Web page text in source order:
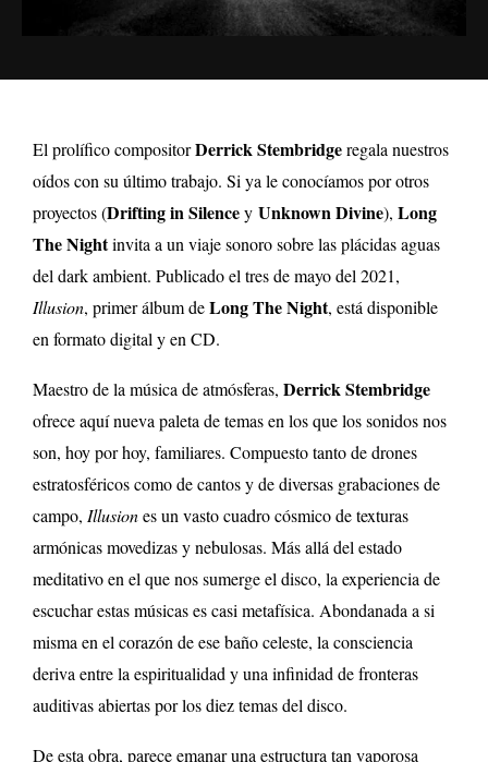
El prolífico compositorDerrick Stembridgeregala nuestros
oídos con su último trabajo. Si ya le conocíamos por otros
proyectos (Drifting in Silencey Unknown Divine), Long
The Nightinvita a un viaje sonoro sobre las plácidas aguas
del dark ambient. Publicado el tres de mayo del 2021,
Illusion, primer álbum deLong The Night, está disponible
en formato digital y en CD.
Maestro de la música de atmósferas, Derrick Stembridge
ofrece aquí nueva paleta de temas en los que los sonidos nos
son, hoy por hoy, familiares. Compuesto tanto de drones
estratosféricos como de cantos y de diversas grabaciones de
campo, Illusiones un vasto cuadro cósmico de texturas
armónicas movedizas y nebulosas. Más allá del estado
meditativo en el que nos sumerge el disco, la experiencia de
escuchar estas músicas es casi metafísica. Abondanada a si
misma en el corazón de ese baño celeste, la consciencia
deriva entre la espiritualidad y una infinidad de fronteras
auditivas abiertas por los diez temas del disco.
De esta obra, parece emanar una estructura tan vaporosa